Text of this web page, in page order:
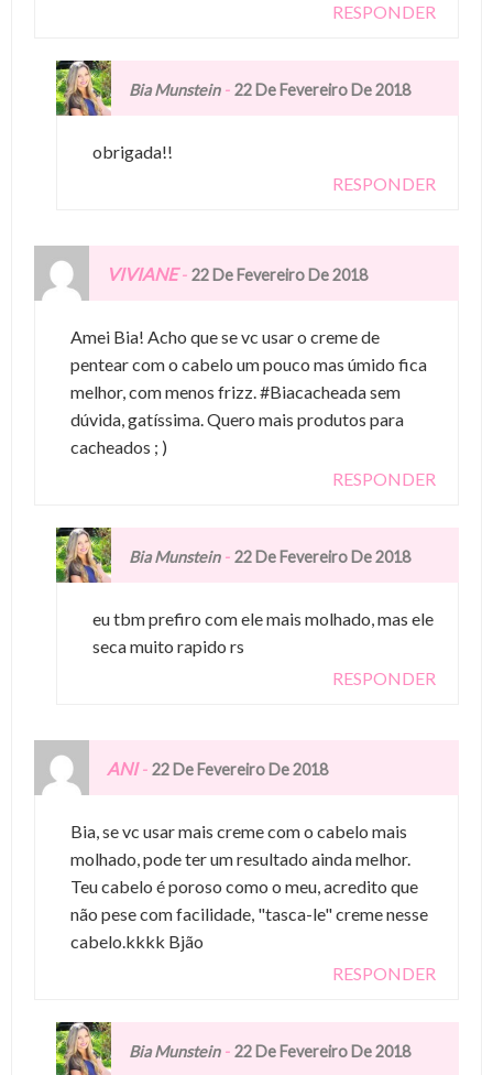
RESPONDER
Bia Munstein- 22 De Fevereiro De 2018
obrigada!!
RESPONDER
VIVIANE- 22 De Fevereiro De 2018
Amei Bia! Acho que se vc usar o creme de
pentear com o cabelo um pouco mas úmido fica
melhor, com menos frizz. #Biacacheada sem
dúvida, gatíssima. Quero mais produtos para
cacheados ; )
RESPONDER
Bia Munstein- 22 De Fevereiro De 2018
eu tbm prefiro com ele mais molhado, mas ele
seca muito rapido rs
RESPONDER
ANI- 22 De Fevereiro De 2018
Bia, se vc usar mais creme com o cabelo mais
molhado, pode ter um resultado ainda melhor.
Teu cabelo é poroso como o meu, acredito que
não pese com facilidade, "tasca-le" creme nesse
cabelo.kkkk Bjão
RESPONDER
Bia Munstein- 22 De Fevereiro De 2018